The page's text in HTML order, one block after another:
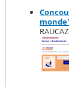
RAUCAZ